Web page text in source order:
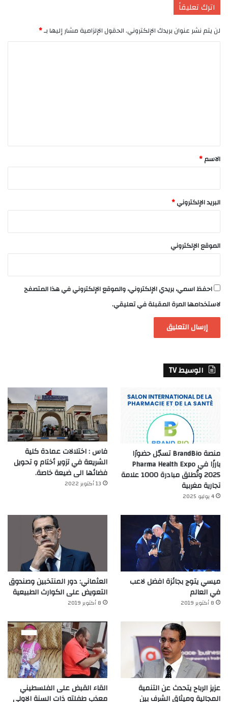
اترك تعليقاً
لن يتم نشر عنوان بريدك الإلكتروني.الحقول الإلزامية مشار إليها بـ*
*
الاسم*
البريد الإلكتروني*
الموقع الإلكتروني
احفظ اسمي، بريدي الإلكتروني، والموقع الإلكتروني في هذا المتصفح
لاستخدامها المرة المقبلة في تعليقي.
الوسيط TV
منصة BrandBio تسجّل حضورًا
بارزًا في Pharma Health Expo
2025 وتُطلق مبادرة 1000 علامة
تجارية مغربية
4 يوليو 2025
فاس : اختلالات عمادة كلية
الشريعة في تزوير أختام و تحويل
فضائها الى ضيعة خاصة.
13 أكتوبر 2022
ميسي يتوج بجائزة افضل لاعب
في العالم‎
8 أكتوبر 2019
العثماني: دور المنتخبين وصندوق
التعويض على الكوارث الطبيعية
8 أكتوبر 2019
عزيز الرباح يتحدث عن التنمية
المجالية وميثاق الشرف بين
القاء القبض على الفلسطيني
معذب طفلته ذات السنة الاولى